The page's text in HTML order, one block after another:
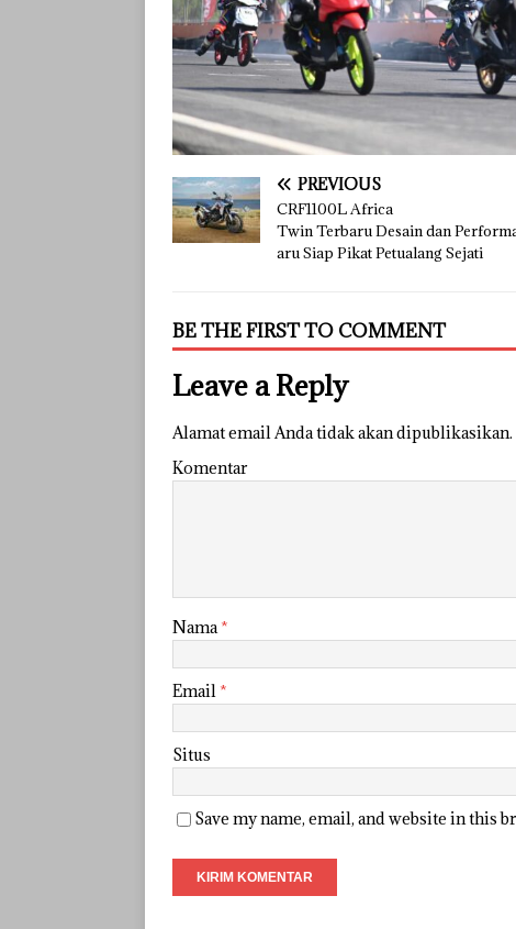
PREVIOUS
CRF1100L Africa
Twin Terbaru Desain dan
aru Siap Pikat Petualang Sejati
BE THE FIRST TO COMMENT
Leave a Reply
Alamat email Anda tidak akan dipublikasikan.
Komentar
Nama *
Email *
Situs
Save my name, email, and website in this